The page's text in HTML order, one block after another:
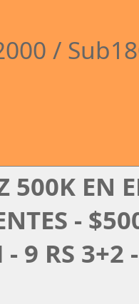
/
500K EN
-
9 RS